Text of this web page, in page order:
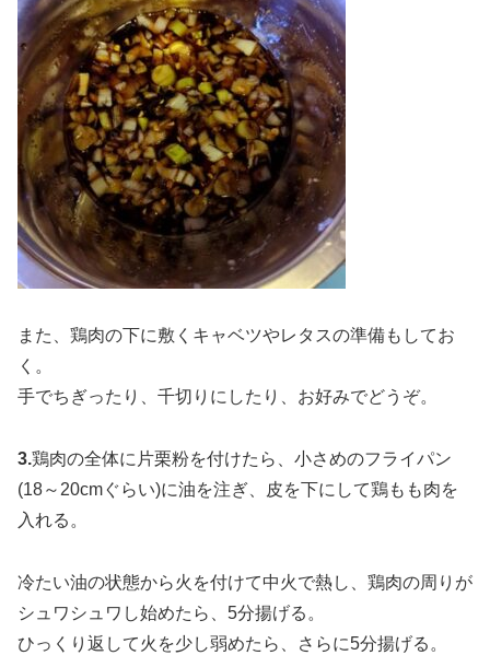
また、鶏肉の下に敷くキャベツやレタスの準備もしてお
く。
手でちぎったり、千切りにしたり、お好みでどうぞ。
3.鶏肉の全体に片栗粉を付けたら、小さめのフライパン
(18～20cmぐらい)に油を注ぎ、皮を下にして鶏もも肉を
入れる。
冷たい油の状態から火を付けて中火で熱し、鶏肉の周りが
シュワシュワし始めたら、5分揚げる。
ひっくり返して火を少し弱めたら、さらに5分揚げる。